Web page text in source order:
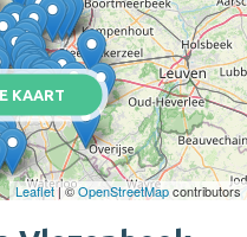
KAART
Leaflet| ©OpenStreetMapcontributors